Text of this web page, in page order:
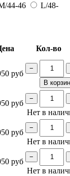
44-46
L/48-
Кол-во
руб
−
В
руб −
Нет в
руб −
Нет в
руб −
Нет в